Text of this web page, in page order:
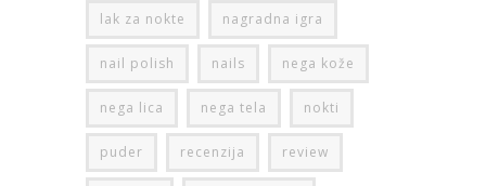
lak za nokte nagradna igra
nail polish nails nega kože
nega lica nega tela nokti
puder recenzija review